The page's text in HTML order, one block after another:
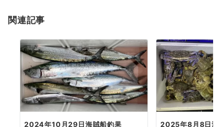
ン
関連記事
2024年10月29日海賊船釣果 2025年8月8日海